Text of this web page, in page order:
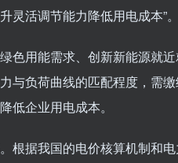
灵活调节能力降低用电成本”。
色用能需求、创新新能源就
与负荷曲线的匹配程度，需
低企业用电成本。
根据我国的电价核算机制和